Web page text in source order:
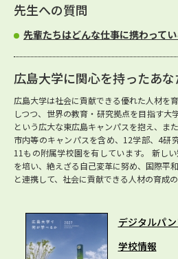
先生への質問
先輩たちはどんな仕事に携わってい
広島大学に関心を持ったあ
広島大学は社会に貢献できる優れた人材を
しつつ、世界の教育・研究拠点を目指す大
という広大な東広島キャンパスを抱え、ま
市内等のキャンパスを含め、12学部、4研
11もの附属学校園を有しています。 新し
を培い、絶えざる自己変革に努め、国際平
と連携して、社会に貢献できる人材の育成
デジタルパ
学校情報